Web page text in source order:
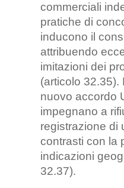
commerciali
pratiche di
inducono il
attribuendo
imitazioni dei
(articolo 32.35).
nuovo accordo
impegnano a
registrazione di
contrasti con la
indicazioni
32.37).